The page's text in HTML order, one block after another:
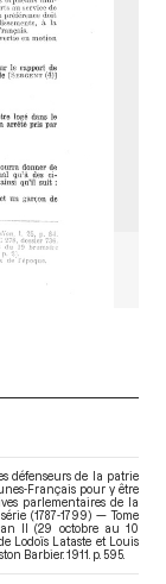
défenseurs de la patrie
Français pour y être
parlementaires de la
(1787-1799) — Tome
II (29 octobre au 10
Lodoïs Lataste et Louis
Barbier. 1911. p. 595.